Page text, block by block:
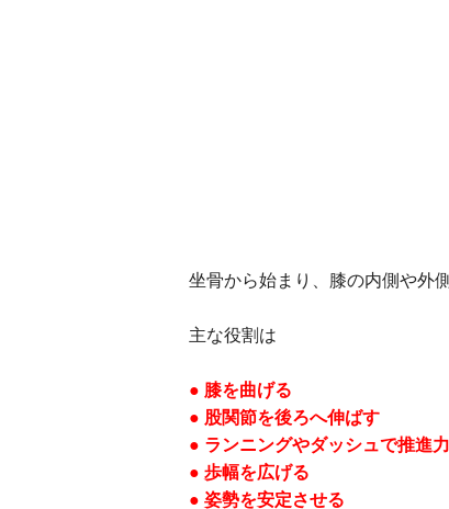
坐骨から始まり、膝の内側や外
主な役割は
● 膝を曲げる
● 股関節を後ろへ伸ばす
● ランニングやダッシュで推進
● 歩幅を広げる
● 姿勢を安定させる